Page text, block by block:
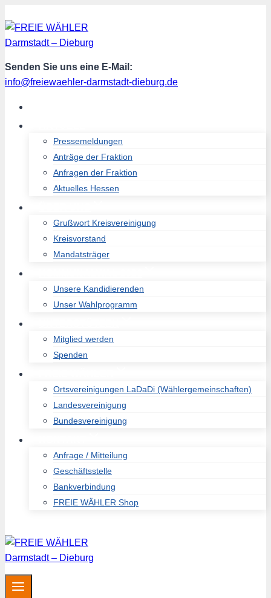
Inhalt
springen
Senden Sie uns eine E-Mail:
info@freiewaehler-darmstadt-dieburg.de
Pressemeldungen
Anträge der Fraktion
Anfragen der Fraktion
Aktuelles Hessen
Grußwort Kreisvereinigung
Kreisvorstand
Mandatsträger
Unsere Kandidierenden
Unser Wahlprogramm
Mitglied werden
Spenden
Ortsvereinigungen LaDaDi (Wählergemeinschaften)
Landesvereinigung
Bundesvereinigung
Anfrage / Mitteilung
Geschäftsstelle
Bankverbindung
FREIE WÄHLER Shop